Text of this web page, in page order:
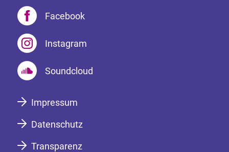
Facebook
Instagram
Soundcloud
Impressum
Datenschutz
Transparenz